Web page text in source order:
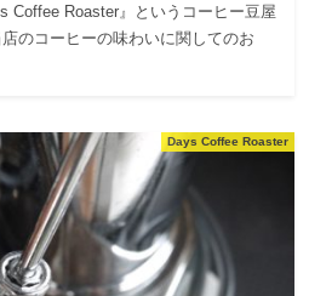
Coffee Roaster』というコーヒー豆屋
のコーヒーの味わいに関してのお
Days Coffee Roaster